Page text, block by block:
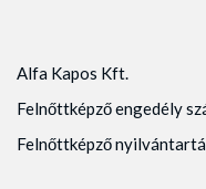
Alfa Kapos Kft.
Felnőttképző engedély
Felnőttképző